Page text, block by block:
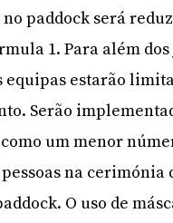
no paddock será
1. Para além
equipas estarão
Serão
um menor
na
O uso de